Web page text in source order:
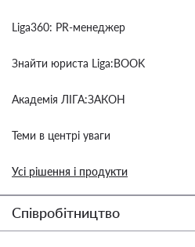
Liga360: PR-менеджер
Знайти юриста Liga:BOOK
Академія ЛІГА:ЗАКОН
Теми в центрі уваги
Усі рішення і продукти
Співробітництво